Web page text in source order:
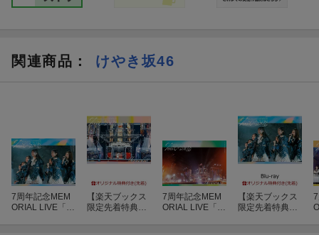
関連商品 ： けやき坂46
7周年記念MEM
ORIAL LIVE「7
【楽天ブックス
限定先着特典】
7周年記念MEM
ORIAL LIVE「7
【楽天ブックス
限定先着特典】